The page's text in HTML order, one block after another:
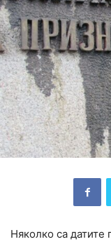
Няколко са датите